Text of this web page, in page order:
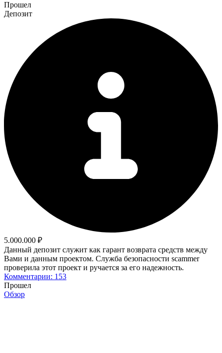
Прошел
Депозит
5.000.000 ₽
Данный депозит служит как гарант возврата средств между
Вами и данным проектом. Служба безопасности scammer
проверила этот проект и ручается за его надежность.
Комментарии: 153
Прошел
Обзор